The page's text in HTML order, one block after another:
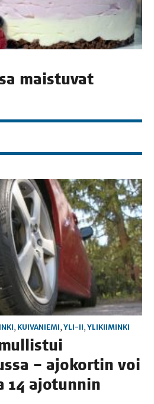
mais­tu­vat
, KUIVANIEMI, YLI-II, YLIKIIMINKI
– ajo­kor­tin voi
14 ajo­tun­nin